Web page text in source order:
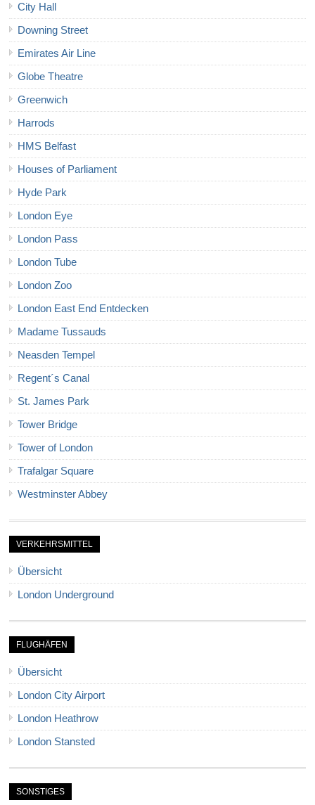
City Hall
Downing Street
Emirates Air Line
Globe Theatre
Greenwich
Harrods
HMS Belfast
Houses of Parliament
Hyde Park
London Eye
London Pass
London Tube
London Zoo
London East End Entdecken
Madame Tussauds
Neasden Tempel
Regent´s Canal
St. James Park
Tower Bridge
Tower of London
Trafalgar Square
Westminster Abbey
VERKEHRSMITTEL
Übersicht
London Underground
FLUGHÄFEN
Übersicht
London City Airport
London Heathrow
London Stansted
SONSTIGES